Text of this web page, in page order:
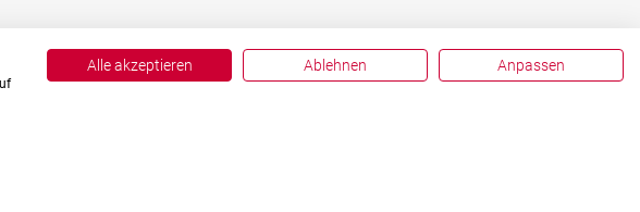
Alle akzeptieren Ablehnen Anpassen